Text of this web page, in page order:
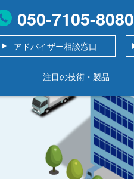
050-7105-8080
アドバイザー相談窓口
注目の技術・製品